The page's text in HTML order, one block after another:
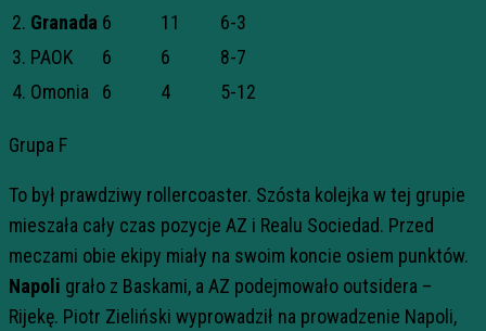
2. Granada 6 11
6-3
3. PAOK
6 6
8-7
4. Omonia
6 4 5-12
Grupa F
To był prawdziwy rollercoaster. Szósta kolejka w tej grupie
mieszała cały czas pozycje AZ i Realu Sociedad. Przed
meczami obie ekipy miały na swoim koncie osiem punktów.
Napoli grało z Baskami, a AZ podejmowało outsidera –
Rijekę. Piotr Zieliński wyprowadził na prowadzenie Napoli,